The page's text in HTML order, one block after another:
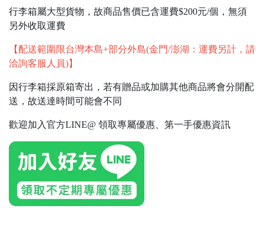
行李箱屬大型貨物，故商品售價已含運費$200元/個，無須
另外收取運費
【配送範圍限台灣本島+部分外島(金門/澎湖：運費另計，請
洽詢客服人員)】
因行李箱採原箱寄出，若有贈品或加購其他商品將會分開配
送，故送達時間可能會不同
歡迎加入官方LINE@ 領取專屬優惠、第一手優惠資訊